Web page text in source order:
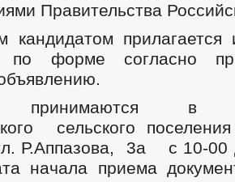
Правительства
кандидатом
по форме согласно
принимаются в
сельского
Р.Аппазова, 3а с 10-00
начала приема